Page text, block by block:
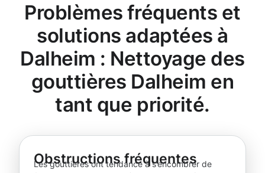
Problèmes fréquents et
solutions adaptées à
Dalheim : Nettoyage des
gouttières Dalheim en
tant que priorité.
Obstructions fréquentes
Les gouttières ont tendance à s’encombrer de